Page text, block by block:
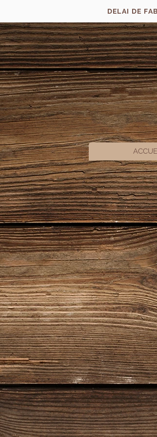
DELAI DE